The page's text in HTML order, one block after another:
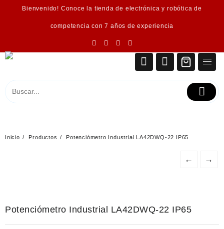
Bienvenido! Conoce la tienda de electrónica y robótica de
competencia con 7 años de experiencia
Inicio Productos Potenciómetro Industrial LA42DWQ-22 IP65
← →
Potenciómetro Industrial LA42DWQ-22 IP65